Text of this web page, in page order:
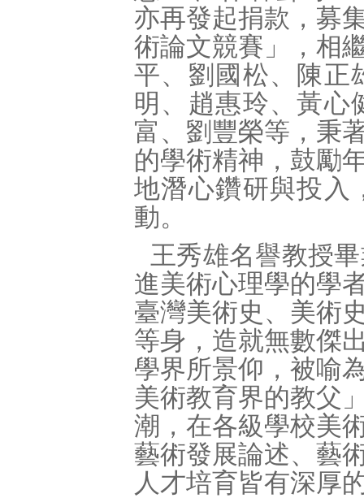
亦再發起捐款，募
術論文競賽」，相
平、劉國松、陳正
明、趙惠玲、黃心
富、劉豐榮等，秉
的學術精神，鼓勵
地潛心鑽研與投入
動。
王秀雄名譽教授
進美術心理學的學
臺灣美術史、美術
等身，造就無數傑
學界所景仰，被喻
美術教育界的教父
潮，在各級學校美
藝術發展論述、藝
人才培育皆有深厚